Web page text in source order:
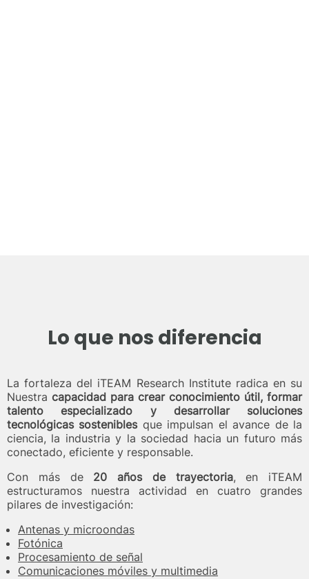
Lo que nos diferencia
La fortaleza del iTEAM Research Institute radica en su
Nuestra capacidad para crear conocimiento útil, formar
talento especializado y desarrollar soluciones
tecnológicas sostenibles que impulsan el avance de la
ciencia, la industria y la sociedad hacia un futuro más
conectado, eficiente y responsable.
Con más de 20 años de trayectoria, en iTEAM
estructuramos nuestra actividad en cuatro grandes
pilares de investigación:
Antenas y microondas
Fotónica
Procesamiento de señal
Comunicaciones móviles y multimedia